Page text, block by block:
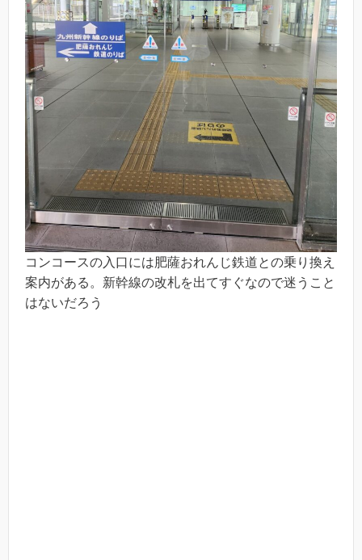
コンコースの入口には肥薩おれんじ鉄道との乗り換え
案内がある。新幹線の改札を出てすぐなので迷うこと
はないだろう